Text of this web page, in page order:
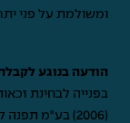
ומשולמת על פני
הודעה בנוגע
בפנייה לבחינת
(2006) בע"מ